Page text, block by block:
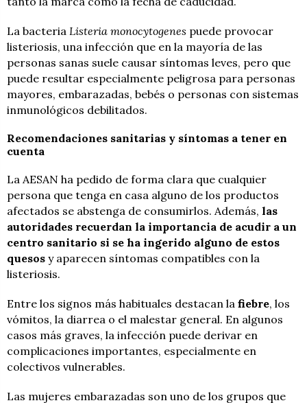
La bacteria Listeria monocytogenes puede provocar
listeriosis, una infección que en la mayoría de las
personas sanas suele causar síntomas leves, pero que
puede resultar especialmente peligrosa para personas
mayores, embarazadas, bebés o personas con sistemas
inmunológicos debilitados.
Recomendaciones sanitarias y síntomas a tener en
cuenta
La AESAN ha pedido de forma clara que cualquier
persona que tenga en casa alguno de los productos
afectados se abstenga de consumirlos. Además, las
autoridades recuerdan la importancia de acudir a un
centro sanitario si se ha ingerido alguno de estos
quesos y aparecen síntomas compatibles con la
listeriosis.
Entre los signos más habituales destacan la fiebre, los
vómitos, la diarrea o el malestar general. En algunos
casos más graves, la infección puede derivar en
complicaciones importantes, especialmente en
colectivos vulnerables.
Las mujeres embarazadas son uno de los grupos que